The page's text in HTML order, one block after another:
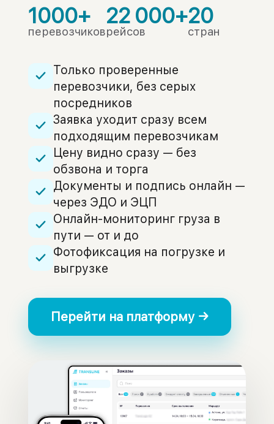
1000+
перевозчиков
22 000+
рейсов
20
стран
Только проверенные
перевозчики, без серых
посредников
Заявка уходит сразу всем
подходящим перевозчикам
Цену видно сразу — без
обзвона и торга
Документы и подпись онлайн —
через ЭДО и ЭЦП
Онлайн-мониторинг груза в
пути — от и до
Фотофиксация на погрузке и
выгрузке
Перейти на платформу →